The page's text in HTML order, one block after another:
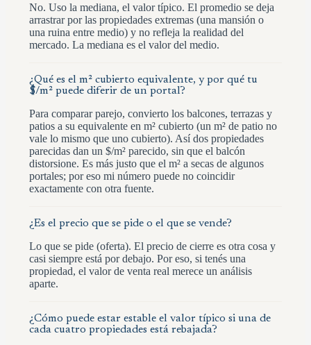
No. Uso la mediana, el valor típico. El promedio se deja
arrastrar por las propiedades extremas (una mansión o
una ruina entre medio) y no refleja la realidad del
mercado. La mediana es el valor del medio.
¿Qué es el m² cubierto equivalente, y por qué tu
$/m² puede diferir de un portal?
Para comparar parejo, convierto los balcones, terrazas y
patios a su equivalente en m² cubierto (un m² de patio no
vale lo mismo que uno cubierto). Así dos propiedades
parecidas dan un $/m² parecido, sin que el balcón
distorsione. Es más justo que el m² a secas de algunos
portales; por eso mi número puede no coincidir
exactamente con otra fuente.
¿Es el precio que se pide o el que se vende?
Lo que se pide (oferta). El precio de cierre es otra cosa y
casi siempre está por debajo. Por eso, si tenés una
propiedad, el valor de venta real merece un análisis
aparte.
¿Cómo puede estar estable el valor típico si una de
cada cuatro propiedades está rebajada?